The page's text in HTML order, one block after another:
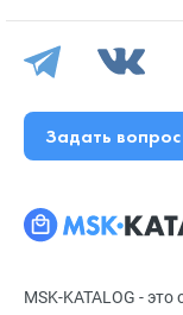
MSK-KATALOG -
Задать